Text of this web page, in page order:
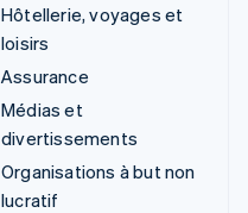
Hôtellerie, voyages et
loisirs
Assurance
Médias et
divertissements
Organisations à but non
lucratif